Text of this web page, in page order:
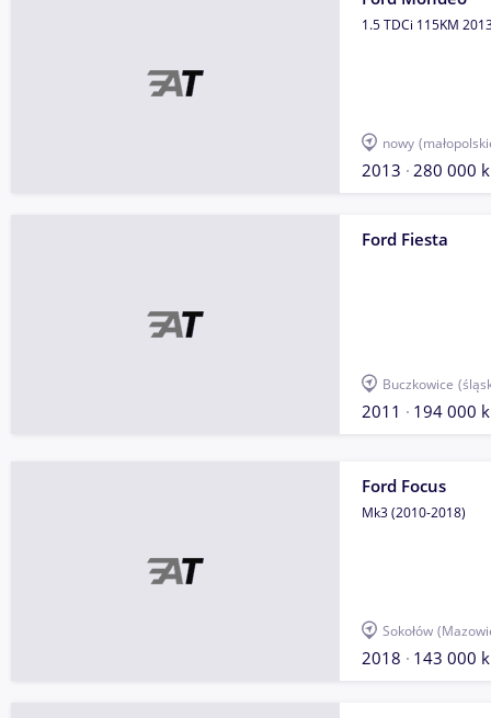
1.5 TDCi 115KM
nowy
2013 280 000
Ford Fiesta
Buczkowice
2011 194 000
Ford Focus
Mk3 (2010-2018)
Sokołów
2018 143 000